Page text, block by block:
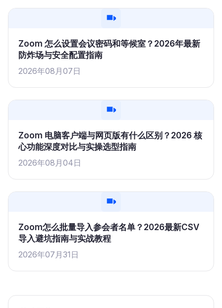
Zoom 怎么设置会议密码和等候室？2026年最新
防炸场与安全配置指南
2026年08月07日
Zoom 电脑客户端与网页版有什么区别？2026 核
心功能深度对比与实操选型指南
2026年08月04日
Zoom怎么批量导入参会者名单？2026最新CSV
导入避坑指南与实战教程
2026年07月31日